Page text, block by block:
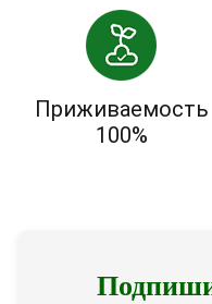
Приживаемость
100%